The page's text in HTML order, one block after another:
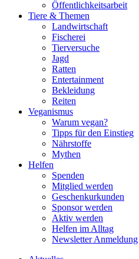
Öffentlichkeitsarbeit
Tiere & Themen
Landwirtschaft
Fischerei
Tierversuche
Jagd
Ratten
Entertainment
Bekleidung
Reiten
Veganismus
Warum vegan?
Tipps für den Einstieg
Nährstoffe
Mythen
Helfen
Spenden
Mitglied werden
Geschenkurkunden
Sponsor werden
Aktiv werden
Helfen im Alltag
Newsletter Anmeldung